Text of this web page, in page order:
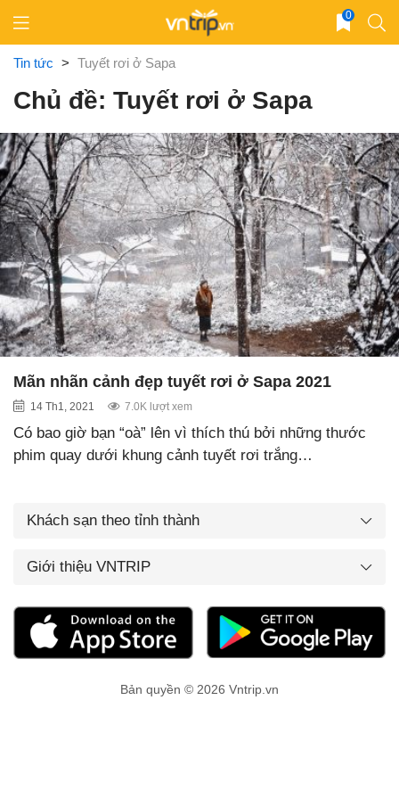
content
0
Tin tức > Tuyết rơi ở Sapa
Chủ đề: Tuyết rơi ở Sapa
Mãn nhãn cảnh đẹp tuyết rơi ở Sapa 2021
14 Th1, 2021 7.0K lượt xem
Có bao giờ bạn “oà” lên vì thích thú bởi những thước
phim quay dưới khung cảnh tuyết rơi trắng…
Khách sạn theo tỉnh thành
Giới thiệu VNTRIP
Bản quyền © 2026 Vntrip.vn